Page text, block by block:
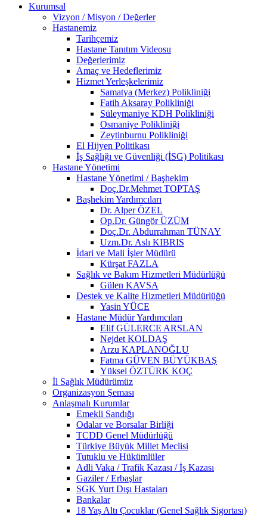
Kurumsal
Vizyon / Misyon / Değerler
Hastanemiz
Tarihçemiz
Hastane Tanıtım Videosu
Değerlerimiz
Amaç ve Hedeflerimiz
Hizmet Yerleşkelerimiz
Samatya (Merkez) Polikliniği
Fatih Aksaray Polikliniği
Süleymaniye KDH Polikliniği
Osmaniye Polikliniği
Zeytinburnu Polikliniği
El Hijyen Politikası
İş Sağlığı ve Güvenliği (İSG) Politikası
Hastane Yönetimi
Hastane Yönetimi / Başhekim
Doç.Dr.Mehmet TOPTAŞ
Başhekim Yardımcıları
Dr. Alper ÖZEL
Op.Dr. Güngör ÜZÜM
Doç.Dr. Abdurrahman TÜNAY
Uzm.Dr. Aslı KIBRIS
İdari ve Mali İşler Müdürü
Kürşat FAZLA
Sağlık ve Bakım Hizmetleri Müdürlüğü
Gülen KAVSA
Destek ve Kalite Hizmetleri Müdürlüğü
Yasin YÜCE
Hastane Müdür Yardımcıları
Elif GÜLERCE ARSLAN
Nejdet KOLDAŞ
Arzu KAPLANOĞLU
Fatma GÜVEN BÜYÜKBAŞ
Yüksel ÖZTÜRK KOÇ
İl Sağlık Müdürümüz
Organizasyon Şeması
Anlaşmalı Kurumlar
Emekli Sandığı
Odalar ve Borsalar Birliği
TCDD Genel Müdürlüğü
Türkiye Büyük Millet Meclisi
Tutuklu ve Hükümlüler
Adli Vaka / Trafik Kazası / İş Kazası
Gaziler / Erbaşlar
SGK Yurt Dışı Hastaları
Bankalar
18 Yaş Altı Çocuklar (Genel Sağlık Sigortası)